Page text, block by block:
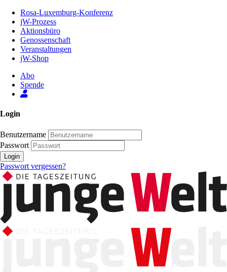
Inhalt
Seite
Rosa-Luxemburg-Konferenz
jW-Prozess
Aktionsbüro
Genossenschaft
Veranstaltungen
jW-Shop
Abo
Spende
Login
Benutzername
Passwort
Login
Passwort vergessen?